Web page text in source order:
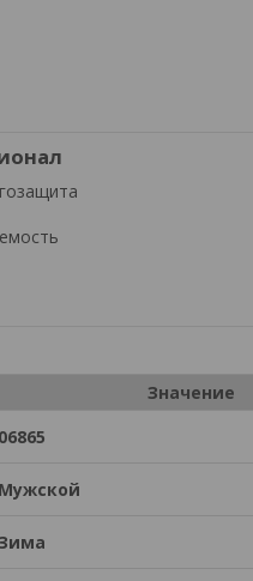
Значение
06865
Мужской